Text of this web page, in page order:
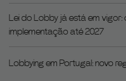
Lei do Lobby já está em
implementação até 2027
Lobbying em Portugal: novo